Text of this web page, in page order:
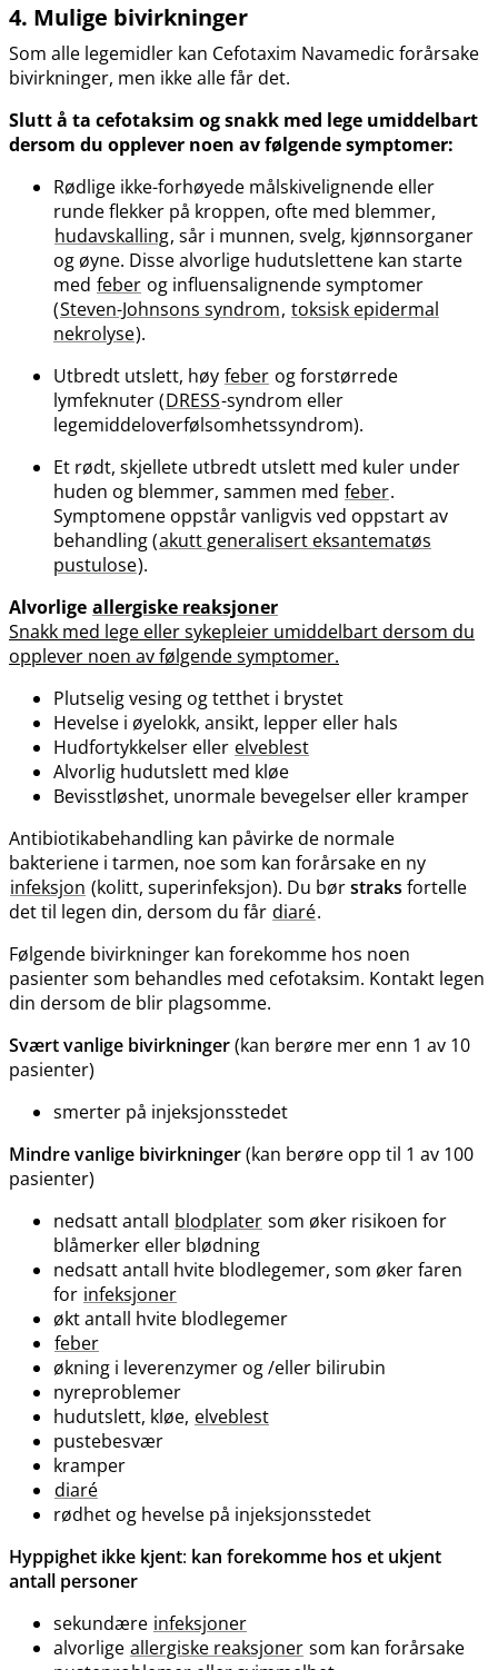
4. Mulige bivirkninger
Som alle legemidler kan Cefotaxim Navamedic forårsake
bivirkninger, men ikke alle får det.
Slutt å ta cefotaksim og snakk med lege umiddelbart
dersom du opplever noen av følgende symptomer:
Rødlige ikke-forhøyede målskivelignende eller
runde flekker på kroppen, ofte med blemmer,
hudavskalling, sår i munnen, svelg, kjønnsorganer
og øyne. Disse alvorlige hudutslettene kan starte
med feber og influensalignende symptomer
(Steven-Johnsons syndrom, toksisk epidermal
nekrolyse).
Utbredt utslett, høy feber og forstørrede
lymfeknuter (DRESS-syndrom eller
legemiddeloverfølsomhetssyndrom).
Et rødt, skjellete utbredt utslett med kuler under
huden og blemmer, sammen med feber.
Symptomene oppstår vanligvis ved oppstart av
behandling (akutt generalisert eksantematøs
pustulose).
Alvorlige allergiske reaksjoner
Snakk med lege eller sykepleier umiddelbart dersom du
opplever noen av følgende symptomer.
Plutselig vesing og tetthet i brystet
Hevelse i øyelokk, ansikt, lepper eller hals
Hudfortykkelser eller elveblest
Alvorlig hudutslett med kløe
Bevisstløshet, unormale bevegelser eller kramper
Antibiotikabehandling kan påvirke de normale
bakteriene i tarmen, noe som kan forårsake en ny
infeksjon (kolitt, superinfeksjon). Du børstraks fortelle
det til legen din, dersom du får diaré.
Følgende bivirkninger kan forekomme hos noen
pasienter som behandles med cefotaksim. Kontakt legen
din dersom de blir plagsomme.
Svært vanlige bivirkninger(kan berøre mer enn 1 av 10
pasienter)
smerter på injeksjonsstedet
Mindre vanlige bivirkninger(kan berøre opp til 1 av 100
pasienter)
nedsatt antall blodplater som øker risikoen for
blåmerker eller blødning
nedsatt antall hvite blodlegemer, som øker faren
for infeksjoner
økt antall hvite blodlegemer
feber
økning i leverenzymer og /eller bilirubin
nyreproblemer
hudutslett, kløe, elveblest
pustebesvær
kramper
diaré
rødhet og hevelse på injeksjonsstedet
Hyppighet ikke kjent: kan forekomme hos et ukjent
antall personer
sekundære infeksjoner
alvorlige allergiske reaksjoner som kan forårsake